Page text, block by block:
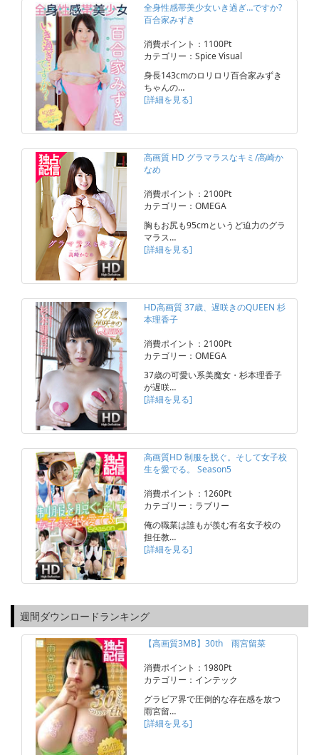
全身性感帯美少女いき過ぎ…ですか?
百合家みずき
消費ポイント：1100Pt
カテゴリー：Spice Visual
身長143cmのロリロリ百合家みずき
ちゃんの…
[詳細を見る]
高画質 HD グラマラスなキミ/高崎か
なめ
消費ポイント：2100Pt
カテゴリー：OMEGA
胸もお尻も95cmというど迫力のグラ
マラス…
[詳細を見る]
HD高画質 37歳、遅咲きのQUEEN 杉
本理香子
消費ポイント：2100Pt
カテゴリー：OMEGA
37歳の可愛い系美魔女・杉本理香子
が遅咲…
[詳細を見る]
高画質HD 制服を脱ぐ。そして女子校
生を愛でる。 Season5
消費ポイント：1260Pt
カテゴリー：ラブリー
俺の職業は誰もが羨む有名女子校の
担任教…
[詳細を見る]
週間ダウンロードランキング
【高画質3MB】30th 雨宮留菜
消費ポイント：1980Pt
カテゴリー：インテック
グラビア界で圧倒的な存在感を放つ
雨宮留…
[詳細を見る]